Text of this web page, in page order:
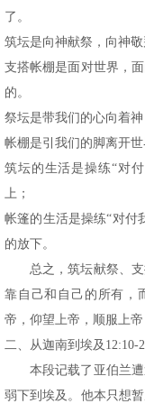
了。
筑坛是向神献祭，向神
支搭帐棚是面对世界，
的。
祭坛是带我们的心向着神
帐棚是引我们的脚离开世
筑坛的生活是操练“对
上；
帐篷的生活是操练“对付
的放下。
总之，筑坛献祭、
靠自己和自己的所有，
帝，仰望上帝，顺服上帝
二、从迦南到埃及12:10-
本段记载了亚伯兰
弱下到埃及。他本只想